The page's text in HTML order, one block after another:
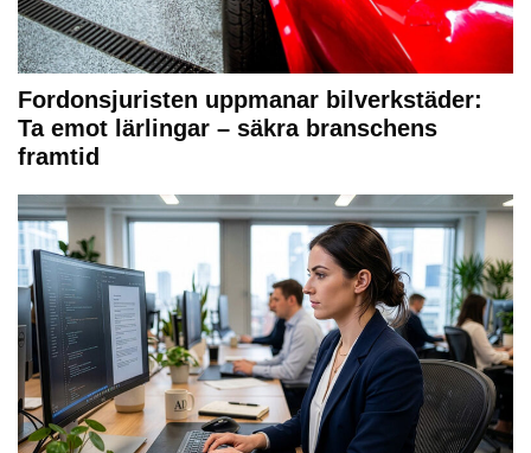
Fordonsjuristen uppmanar bilverkstäder:
Ta emot lärlingar – säkra branschens
framtid